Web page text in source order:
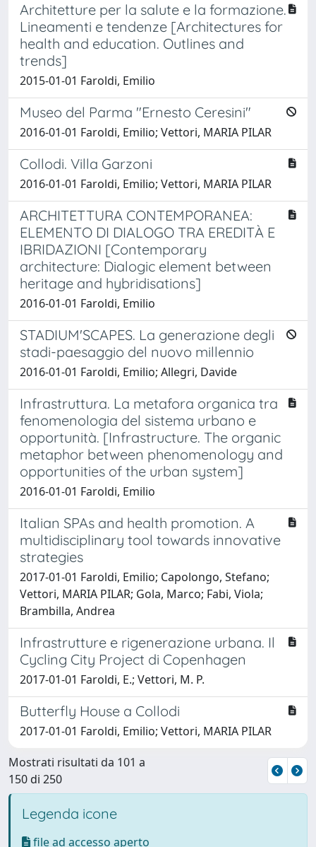
Architetture per la salute e la formazione.
Lineamenti e tendenze [Architectures for
health and education. Outlines and
trends]
2015-01-01 Faroldi, Emilio
Museo del Parma "Ernesto Ceresini"
2016-01-01 Faroldi, Emilio; Vettori, MARIA PILAR
Collodi. Villa Garzoni
2016-01-01 Faroldi, Emilio; Vettori, MARIA PILAR
ARCHITETTURA CONTEMPORANEA:
ELEMENTO DI DIALOGO TRA EREDITÀ E
IBRIDAZIONI [Contemporary
architecture: Dialogic element between
heritage and hybridisations]
2016-01-01 Faroldi, Emilio
STADIUM'SCAPES. La generazione degli
stadi-paesaggio del nuovo millennio
2016-01-01 Faroldi, Emilio; Allegri, Davide
Infrastruttura. La metafora organica tra
fenomenologia del sistema urbano e
opportunità. [Infrastructure. The organic
metaphor between phenomenology and
opportunities of the urban system]
2016-01-01 Faroldi, Emilio
Italian SPAs and health promotion. A
multidisciplinary tool towards innovative
strategies
2017-01-01 Faroldi, Emilio; Capolongo, Stefano;
Vettori, MARIA PILAR; Gola, Marco; Fabi, Viola;
Brambilla, Andrea
Infrastrutture e rigenerazione urbana. Il
Cycling City Project di Copenhagen
2017-01-01 Faroldi, E.; Vettori, M. P.
Butterfly House a Collodi
2017-01-01 Faroldi, Emilio; Vettori, MARIA PILAR
Mostrati risultati da 101 a
150 di 250
Legenda icone
file ad accesso aperto